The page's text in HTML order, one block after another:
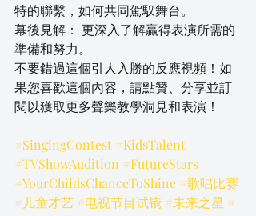
特的聯繫，如何共同駕馭舞台。
幕後見解： 更深入了解贏得表演所需的
準備和努力。
不要錯過這個引人入勝的反應視頻！如
果您喜歡這個內容，請點贊、分享並訂
閱以獲取更多聲樂教學洞見和表演！
#SingingContest #KidsTalent
#TVShowAudition #FutureStars
#YourChildsChanceToShine #歌唱比赛
#儿童才艺 #电视节目试镜 #未来之星 #